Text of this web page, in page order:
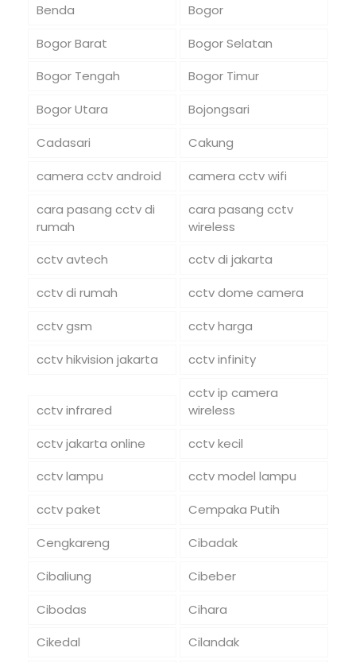
Benda
Bogor
Bogor Barat
Bogor Selatan
Bogor Tengah
Bogor Timur
Bogor Utara
Bojongsari
Cadasari
Cakung
camera cctv android
camera cctv wifi
cara pasang cctv di
rumah
cara pasang cctv
wireless
cctv avtech
cctv di jakarta
cctv di rumah
cctv dome camera
cctv gsm
cctv harga
cctv hikvision jakarta
cctv infinity
cctv infrared
cctv ip camera
wireless
cctv jakarta online
cctv kecil
cctv lampu
cctv model lampu
cctv paket
Cempaka Putih
Cengkareng
Cibadak
Cibaliung
Cibeber
Cibodas
Cihara
Cikedal
Cilandak